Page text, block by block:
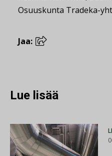
Osuuskunta Tradeka-
Jaa:
Lue lisää